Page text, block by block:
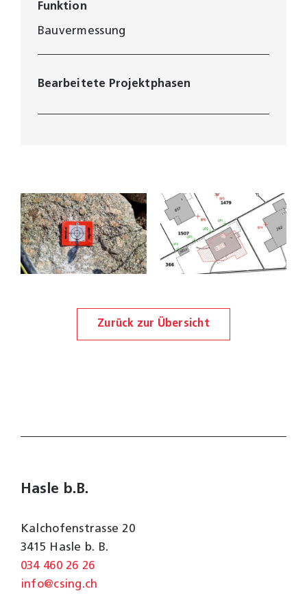
Funktion
Bauvermessung
Bearbeitete Projektphasen
Zurück zur Übersicht
Hasle b.B.
Kalchofenstrasse 20
3415 Hasle b. B.
034 460 26 26
info@csing.ch